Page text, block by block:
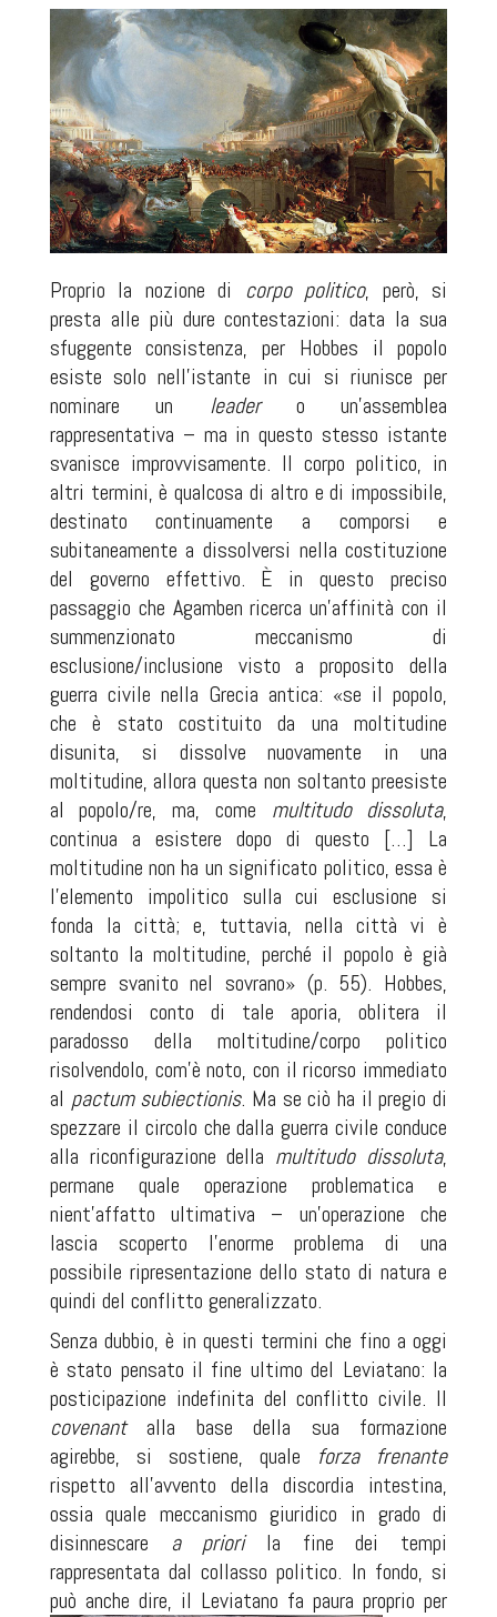
Proprio la nozione di corpo politico, però, si
presta alle più dure contestazioni: data la sua
sfuggente consistenza, per Hobbes il popolo
esiste solo nell’istante in cui si riunisce per
nominare un leadero un’assemblea
rappresentativa – ma in questo stesso istante
svanisce improvvisamente. Il corpo politico, in
altri termini, è qualcosa di altro e di impossibile,
destinato continuamente a comporsi e
subitaneamente a dissolversi nella costituzione
del governo effettivo. È in questo preciso
passaggio che Agamben ricerca un’affinità con il
summenzionato meccanismo di
esclusione/inclusione visto a proposito della
guerra civile nella Grecia antica: «se il popolo,
che è stato costituito da una moltitudine
disunita, si dissolve nuovamente in una
moltitudine, allora questa non soltanto preesiste
al popolo/re, ma, come multitudo dissoluta,
continua a esistere dopo di questo […] La
moltitudine non ha un significato politico, essa è
l’elemento impolitico sulla cui esclusione si
fonda la città; e, tuttavia, nella città vi è
soltanto la moltitudine, perché il popolo è già
sempre svanito nel sovrano» (p. 55). Hobbes,
rendendosi conto di tale aporia, oblitera il
paradosso della moltitudine/corpo politico
risolvendolo, com’è noto, con il ricorso immediato
al pactum subiectionis. Ma se ciò ha il pregio di
spezzare il circolo che dalla guerra civile conduce
alla riconfigurazione della multitudo dissoluta,
permane quale operazione problematica e
nient’affatto ultimativa – un’operazione che
lascia scoperto l’enorme problema di una
possibile ripresentazione dello stato di natura e
quindi del conflitto generalizzato.
Senza dubbio, è in questi termini che fino a oggi
è stato pensato il fine ultimo del Leviatano: la
posticipazione indefinita del conflitto civile. Il
covenantalla base della sua formazione
agirebbe, si sostiene, quale forza frenante
rispetto all’avvento della discordia intestina,
ossia quale meccanismo giuridico in grado di
disinnescare a priorila fine dei tempi
rappresentata dal collasso politico. In fondo, si
può anche dire, il Leviatano fapaura proprio per